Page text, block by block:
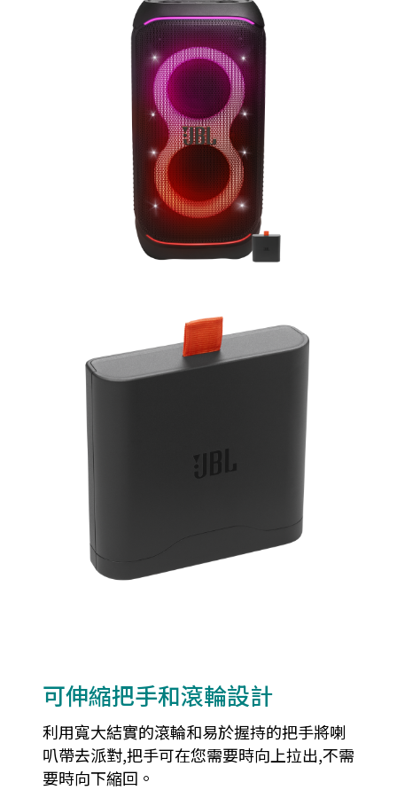
可伸縮把手和滾輪設計
利用寬大結實的滾輪和易於握持的把手將喇
叭帶去派對,把手可在您需要時向上拉出,不需
要時向下縮回。